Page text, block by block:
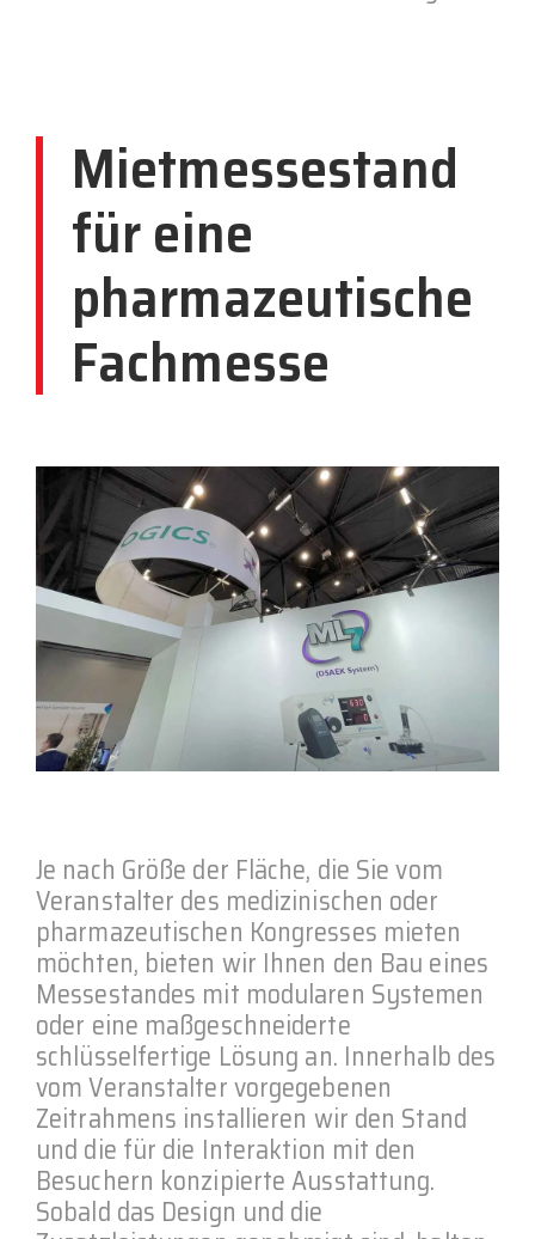
Mietmessestand
für eine
pharmazeutische
Fachmesse
Je nach Größe der Fläche, die Sie vom
Veranstalter des medizinischen oder
pharmazeutischen Kongresses mieten
möchten, bieten wir Ihnen den Bau eines
Messestandes mit modularen Systemen
oder eine maßgeschneiderte
schlüsselfertige Lösung an. Innerhalb des
vom Veranstalter vorgegebenen
Zeitrahmens installieren wir den Stand
und die für die Interaktion mit den
Besuchern konzipierte Ausstattung.
Sobald das Design und die